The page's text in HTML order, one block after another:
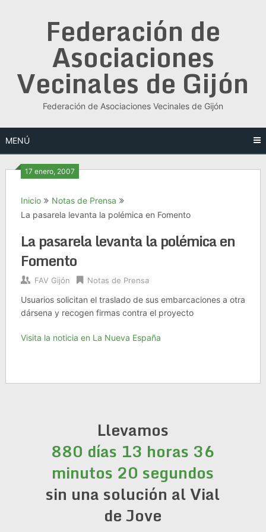
Federación de
Asociaciones
Vecinales de Gijón
Federación de Asociaciones Vecinales de Gijón
MENÚ
17 enero, 2007
Inicio
Notas de Prensa
La pasarela levanta la polémica en Fomento
La pasarela levanta la polémica en
Fomento
FAV Gijón Notas de Prensa
Usuarios solicitan el traslado de sus embarcaciones a otra
dársena y recogen firmas contra el proyecto
Visita la noticia en La Nueva España
Llevamos
880 días 13 horas 36
minutos 20 segundos
sin una solución al Vial
de Jove